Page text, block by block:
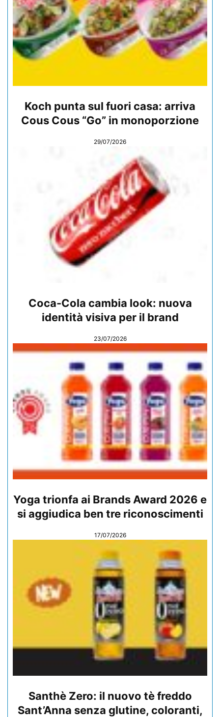
Koch punta sul fuori casa: arriva
Cous Cous “Go” in monoporzione
29/07/2026
Coca-Cola cambia look: nuova
identità visiva per il brand
23/07/2026
Yoga trionfa ai Brands Award 2026 e
si aggiudica ben tre riconoscimenti
17/07/2026
Santhè Zero: il nuovo tè freddo
Sant’Anna senza glutine, coloranti,